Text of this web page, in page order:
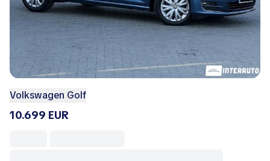
Volkswagen Golf
10.699 EUR